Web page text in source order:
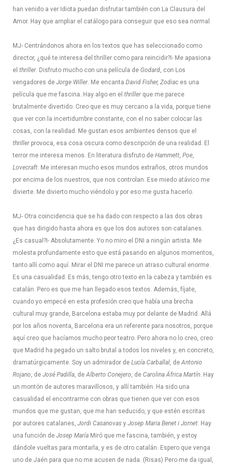
han venido a ver Idiota puedan disfrutar también con La Clausura del
Amor. Hay que ampliar el catálogo para conseguir que eso sea normal.
MJ- Centrándonos ahora en los textos que has seleccionado como
director, ¿qué te interesa del thriller como para reincidir? I- Me apasiona
el thriller. Disfruto mucho con una película de Godard, con Los
vengadores de Jorge Willer. Me encanta David Fisher, Zodiac es una
película que me fascina. Hay algo en el thriller que me parece
brutalmente divertido. Creo que es muy cercano a la vida, porque tiene
que ver con la incertidumbre constante, con el no saber colocar las
cosas, con la realidad. Me gustan esos ambientes densos que el
thriller provoca, esa cosa oscura como descripción de una realidad. El
terror me interesa menos. En literatura disfruto de Hammett, Poe,
Lovecraft. Me interesan mucho esos mundos extraños, otros mundos
por encima de los nuestros, que nos controlan. Ese miedo atávico me
divierte. Me divierto mucho viéndolo y por eso me gusta hacerlo.
MJ- Otra coincidencia que se ha dado con respecto a las dos obras
que has dirigido hasta ahora es que los dos autores son catalanes.
¿Es casual? I- Absolutamente. Yo no miro el DNI a ningún artista. Me
molesta profundamente esto que está pasando en algunos momentos,
tanto allí como aquí. Mirar el DNI me parece un atraso cultural enorme.
Es una casualidad. Es más, tengo otro texto en la cabeza y también es
catalán. Pero es que me han llegado esos textos. Además, fíjate,
cuando yo empecé en esta profesión creo que había una brecha
cultural muy grande, Barcelona estaba muy por delante de Madrid. Allá
por los años noventa, Barcelona era un referente para nosotros, porque
aquí creo que hacíamos mucho peor teatro. Pero ahora no lo creo, creo
que Madrid ha pegado un salto brutal a todos los niveles y, en concreto,
dramatúrgicamente. Soy un admirador de Lucía Carballal, deAntonio
Rojano, de José Padilla, deAlberto Conejero, de Carolina África Martín. Hay
un montón de autores maravillosos, y allí también. Ha sido una
casualidad el encontrarme con obras que tienen que ver con esos
mundos que me gustan, que me han seducido, y que estén escritas
por autores catalanes, Jordi Casanovas y Josep Maria Benet i Jornet. Hay
una función de Josep María Miró que me fascina, también, y estoy
dándole vueltas para montarla, y es de otro catalán. Espero que venga
uno de Jaén para que no me acusen de nada. (Risas) Pero me da igual,